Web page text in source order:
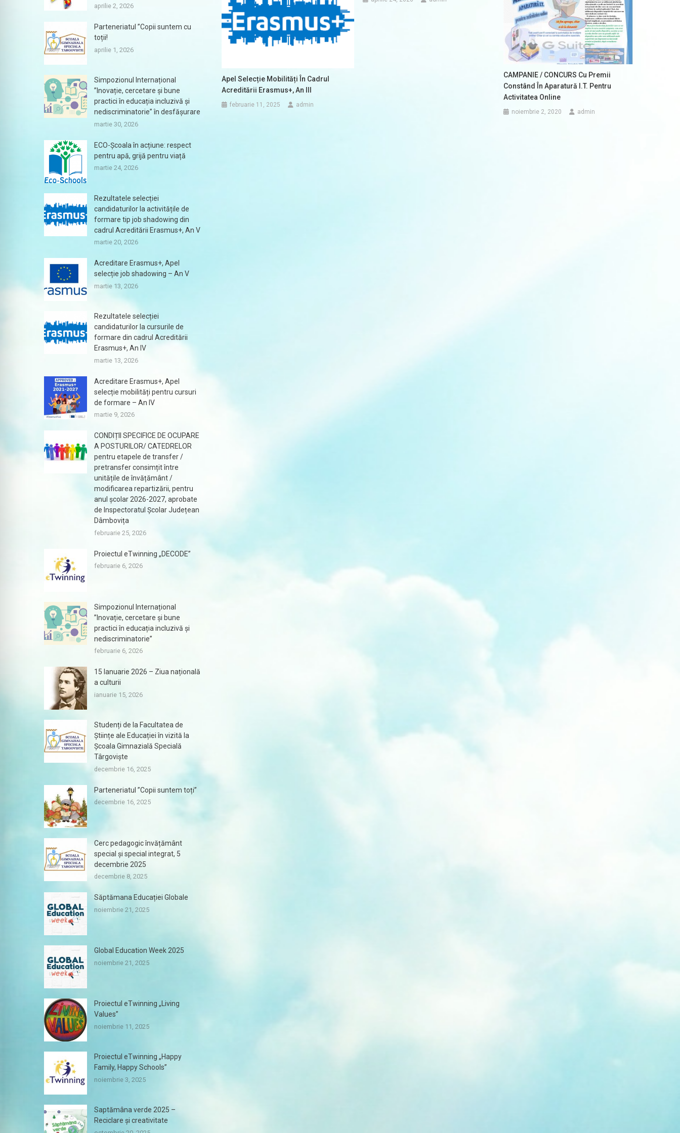
Apel Selecție Mobilități În Cadrul
Acreditării Erasmus+, An III
februarie 11, 2025 admin
CAMPANIE / CONCURS Cu Premii
Constând În Aparatură I.T. Pentru
Activitatea Online
noiembrie 2, 2020 admin
aprilie 2, 2026
Parteneriatul ”Copii suntem cu
toții!
aprilie 1, 2026
Simpozionul Internațional
”Inovație, cercetare și bune
practici în educația incluzivă și
nediscriminatorie” în desfășurare
martie 30, 2026
ECO-Școala în acțiune: respect
pentru apă, grijă pentru viață
martie 24, 2026
Rezultatele selecției
candidaturilor la activitățile de
formare tip job shadowing din
cadrul Acreditării Erasmus+, An V
martie 20, 2026
Acreditare Erasmus+, Apel
selecție job shadowing – An V
martie 13, 2026
Rezultatele selecției
candidaturilor la cursurile de
formare din cadrul Acreditării
Erasmus+, An IV
martie 13, 2026
Acreditare Erasmus+, Apel
selecție mobilități pentru cursuri
de formare – An IV
martie 9, 2026
CONDIȚII SPECIFICE DE OCUPARE
A POSTURILOR/ CATEDRELOR
pentru etapele de transfer /
pretransfer consimțit între
unitățile de învățământ /
modificarea repartizării, pentru
anul școlar 2026-2027, aprobate
de Inspectoratul Școlar Județean
Dâmbovița
februarie 25, 2026
Proiectul eTwinning „DECODE”
februarie 6, 2026
Simpozionul Internațional
”Inovație, cercetare și bune
practici în educația incluzivă și
nediscriminatorie”
februarie 6, 2026
15 Ianuarie 2026 – Ziua națională
a culturii
ianuarie 15, 2026
Studenți de la Facultatea de
Științe ale Educației în vizită la
Școala Gimnazială Specială
Târgoviște
decembrie 16, 2025
Parteneriatul ”Copii suntem toți”
decembrie 16, 2025
Cerc pedagogic învățământ
special și special integrat, 5
decembrie 2025
decembrie 8, 2025
Săptămana Educației Globale
noiembrie 21, 2025
Global Education Week 2025
noiembrie 21, 2025
Proiectul eTwinning „Living
Values”
noiembrie 11, 2025
Proiectul eTwinning „Happy
Family, Happy Schools”
noiembrie 3, 2025
Saptămâna verde 2025 –
Reciclare și creativitate